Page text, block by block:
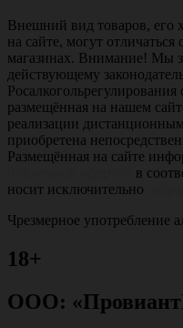
Внешний вид товаров, его
на сайте, могут
магазинах. Внимание! Мы
действующему
размещённая на нашем
реализации
приобретена
Размещённая на сайте
в
носит исключительно
Чрезмерное употребление
18+
ООО: